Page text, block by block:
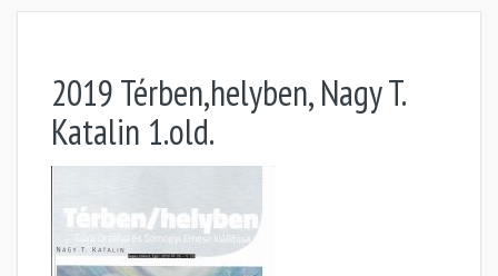
2019 Térben,helyben, Nagy T.
Katalin 1.old.